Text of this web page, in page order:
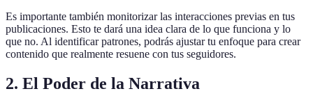
Es importante también monitorizar las interacciones previas en tus
publicaciones. Esto te dará una idea clara de lo que funciona y lo
que no. Al identificar patrones, podrás ajustar tu enfoque para crear
contenido que realmente resuene con tus seguidores.
2. El Poder de la Narrativa